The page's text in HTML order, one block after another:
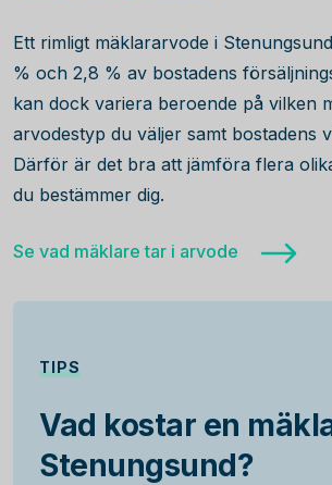
Ett rimligt mäklararvode i
% och 2,8 % av bostadens
kan dock variera beroende på vilken
arvodestyp du väljer samt bostadens
Därför är det bra att jämföra flera
du bestämmer dig.
Se vad mäklare tar i arvode
TIPS
Vad kostar en
Stenungsund?